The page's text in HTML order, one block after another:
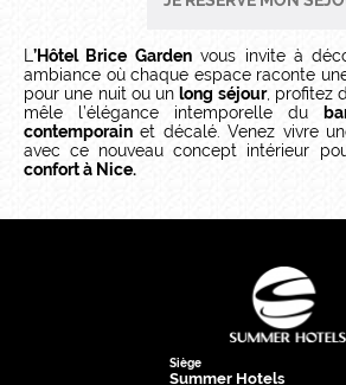
’Hôtel Brice Gardenvous invite à
ambiance où chaque espace raconte
pour une nuit ou un long séjour, profitez
mêle l’élégance intemporelle du
contemporain et décalé. Venez vivre
avec ce nouveau concept intérieur
confort à Nice.
Siège
Summer Hotels